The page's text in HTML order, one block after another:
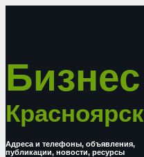
Бизнес
Красноярск
Адреса и телефоны, объявления,
публикации, новости, ресурсы